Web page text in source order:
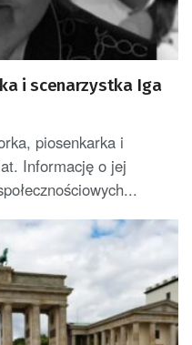
i scenarzystka Iga
piosenkarka i
Informację o jej